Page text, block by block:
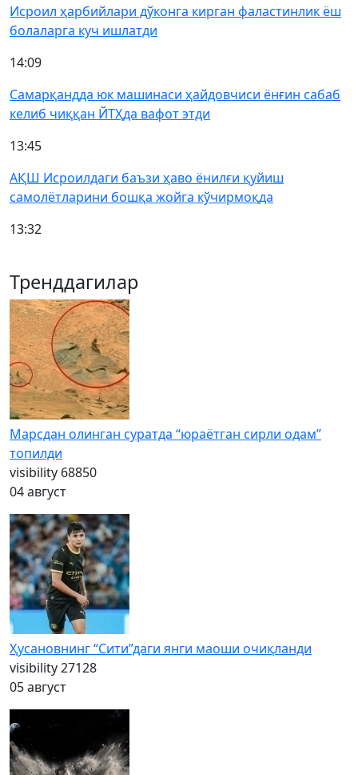
Исроил ҳарбийлари дўконга кирган фаластинлик ёш
болаларга куч ишлатди
14:09
Самарқандда юк машинаси ҳайдовчиси ёнғин сабаб
келиб чиққан ЙТҲда вафот этди
13:45
АҚШ Исроилдаги баъзи ҳаво ёнилғи қуйиш
самолётларини бошқа жойга кўчирмоқда
13:32
Тренддагилар
Марсдан олинган суратда “юраётган сирли одам”
топилди
visibility 68850
04 август
Ҳусановнинг “Сити”даги янги маоши очиқланди
visibility27128
05 август